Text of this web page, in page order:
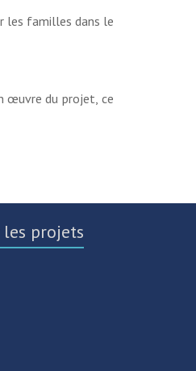
les familles dans le
œuvre du projet, ce
projets